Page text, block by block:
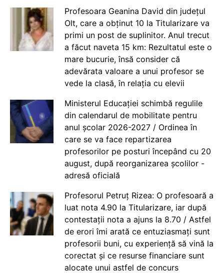
Profesoara Geanina David din județul
Olt, care a obținut 10 la Titularizare va
primi un post de suplinitor. Anul trecut
a făcut naveta 15 km: Rezultatul este o
mare bucurie, însă consider că
adevărata valoare a unui profesor se
vede la clasă, în relația cu elevii
Ministerul Educației schimbă regulile
din calendarul de mobilitate pentru
anul școlar 2026-2027 / Ordinea în
care se va face repartizarea
profesorilor pe posturi începând cu 20
august, după reorganizarea școlilor -
adresă oficială
Profesorul Petruț Rizea: O profesoară a
luat nota 4.90 la Titularizare, iar după
contestații nota a ajuns la 8.70 / Astfel
de erori îmi arată ce entuziasmați sunt
profesorii buni, cu experiență să vină la
corectat și ce resurse financiare sunt
alocate unui astfel de concurs